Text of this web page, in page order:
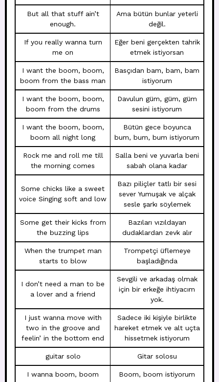
But all that stuff ain’t
enough.
Ama bütün bunlar yeterli
değil.
If you really wanna turn
me on
Eğer beni gerçekten tahrik
etmek istiyorsan
I want the boom, boom,
boom from the bass man
Basçıdan bam, bam, bam
istiyorum
I want the boom, boom,
boom from the drums
Davulun güm, güm, güm
sesini istiyorum
I want the boom, boom,
boom all night long
Bütün gece boyunca
bum, bum, bum istiyorum
Rock me and roll me till
the morning comes
Salla beni ve yuvarla beni
sabah olana kadar
Some chicks like a sweet
voice Singing soft and low
Bazı piliçler tatlı bir sesi
sever Yumuşak ve alçak
sesle şarkı söylemek
Some get their kicks from
the buzzing lips
Bazıları vızıldayan
dudaklardan zevk alır
When the trumpet man
starts to blow
Trompetçi üflemeye
başladığında
I don’t need a man to be
a lover and a friend
Sevgili ve arkadaş olmak
için bir erkeğe ihtiyacım
yok.
I just wanna move with
two in the groove and
feelin’ in the bottom end
Sadece iki kişiyle birlikte
hareket etmek ve alt uçta
hissetmek istiyorum
guitar solo Gitar solosu
I wanna boom, boom Boom, boom istiyorum